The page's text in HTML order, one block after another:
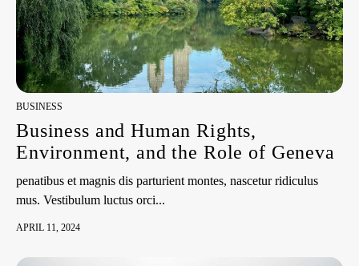
BUSINESS
Business and Human Rights,
Environment, and the Role of Geneva
penatibus et magnis dis parturient montes, nascetur ridiculus
mus. Vestibulum luctus orci...
APRIL 11, 2024